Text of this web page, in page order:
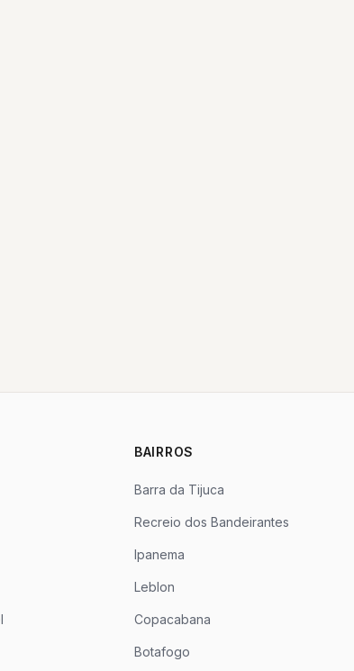
BAIRROS
Barra da Tijuca
Recreio dos Bandeirantes
Ipanema
Leblon
Copacabana
Botafogo